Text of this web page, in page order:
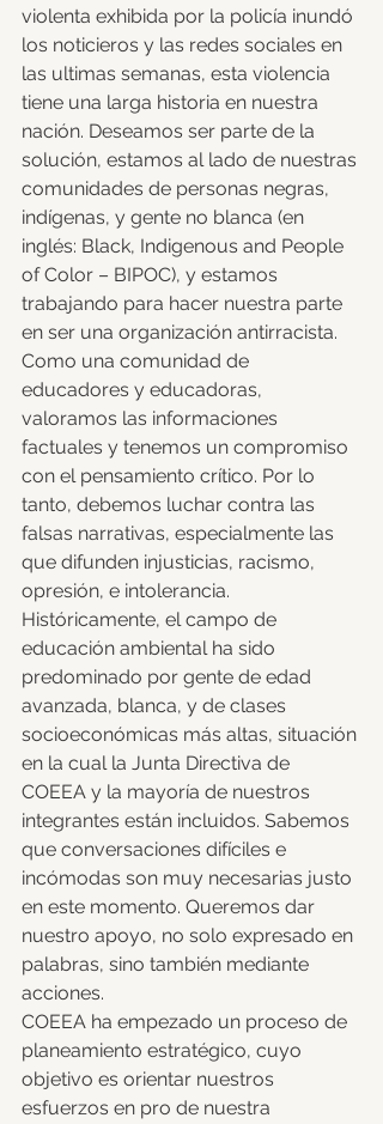
violenta exhibida por la policía inundó
los noticieros y las redes sociales en
las ultimas semanas, esta violencia
tiene una larga historia en nuestra
nación. Deseamos ser parte de la
solución, estamos al lado de nuestras
comunidades de personas negras,
indígenas, y gente no blanca (en
inglés: Black, Indigenous and People
of Color – BIPOC), y estamos
trabajando para hacer nuestra parte
en ser una organización antirracista.
Como una comunidad de
educadores y educadoras,
valoramos las informaciones
factuales y tenemos un compromiso
con el pensamiento crítico. Por lo
tanto, debemos luchar contra las
falsas narrativas, especialmente las
que difunden injusticias, racismo,
opresión, e intolerancia.
Históricamente, el campo de
educación ambiental ha sido
predominado por gente de edad
avanzada, blanca, y de clases
socioeconómicas más altas, situación
en la cual la Junta Directiva de
COEEA y la mayoría de nuestros
integrantes están incluidos. Sabemos
que conversaciones difíciles e
incómodas son muy necesarias justo
en este momento. Queremos dar
nuestro apoyo, no solo expresado en
palabras, sino también mediante
acciones.
COEEA ha empezado un proceso de
planeamiento estratégico, cuyo
objetivo es orientar nuestros
esfuerzos en pro de nuestra